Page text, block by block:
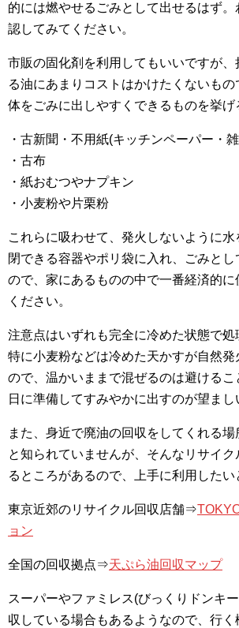
的には燃やせるごみとして出せるはず
認してみてください。
市販の固化剤を利用してもいいですが、
る油にあまりコストはかけたくないも
体をごみに出しやすくできるものを挙げ
・古新聞・不用紙(キッチンペーパー・
・古布
・紙おむつやナプキン
・小麦粉や片栗粉
これらに吸わせて、発火しないように
閉できる容器やポリ袋に入れ、ごみと
ので、家にあるものの中で一番経済的に
ください。
注意点はいずれも完全に冷めた状態で処
特に小麦粉などは冷めた天かすが自然発
ので、温かいままで混ぜるのは避ける
日に準備してすみやかに出すのが望まし
また、身近で廃油の回収をしてくれる
と知られていませんが、そんなリサイ
るところがあるので、上手に利用したい
東京近郊のリサイクル回収店舗⇒
ョン
全国の回収拠点⇒天ぷら油回収マップ
スーパーやファミレス(びっくりドンキ
収している場合もあるようなので、行